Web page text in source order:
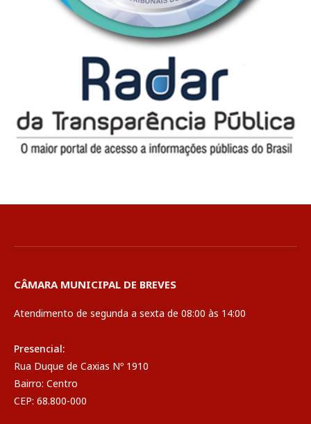
CÂMARA MUNICIPAL DE BREVES
Atendimento de segunda a sexta de 08:00 às 14:00
Presencial:
Rua Duque de Caxias Nº 1910
Bairro: Centro
CEP: 68.800-000